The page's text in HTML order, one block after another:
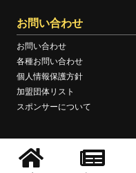
お問い合わせ
お問い合わせ
各種お問い合わせ
個人情報保護方針
加盟団体リスト
スポンサーについて
© TOTTORI BOXING